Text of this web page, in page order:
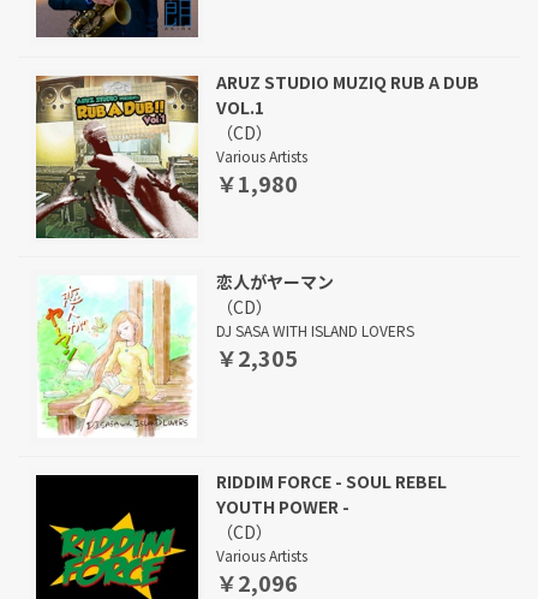
ARUZ STUDIO MUZIQ RUB A DUB
VOL.1
（CD）
Various Artists
￥1,980
恋人がヤーマン
（CD）
DJ SASA WITH ISLAND LOVERS
￥2,305
RIDDIM FORCE - SOUL REBEL
YOUTH POWER -
（CD）
Various Artists
￥2,096